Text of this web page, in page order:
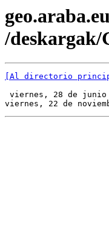
/deskargak/
[Al directorio
viernes, 28 de
viernes, 22 de